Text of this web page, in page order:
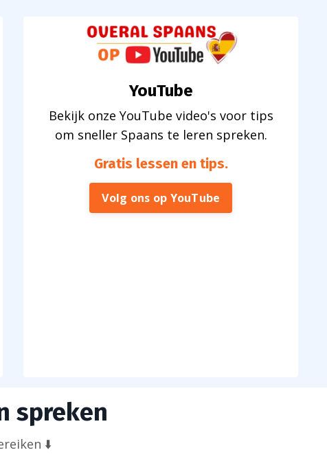
YouTube
Bekijk onze YouTube video's voor tips
om sneller Spaans te leren spreken.
Gratis lessen en tips.
Volg ons op YouTube
spreken
⬇️